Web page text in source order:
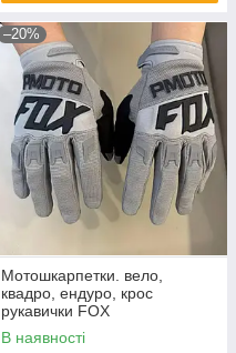
–20%
Мотошкарпетки. вело,
квадро, ендуро, крос
рукавички FOX
В наявності